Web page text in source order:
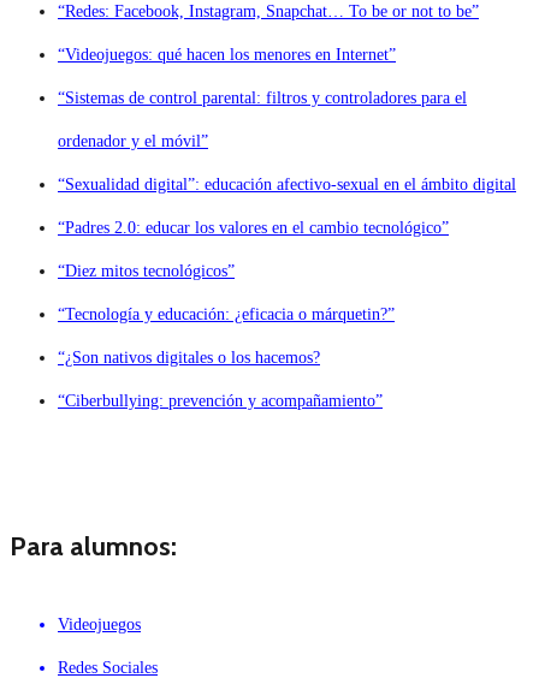
“Redes: Facebook, Instagram, Snapchat… To be or not to be”
“Videojuegos: qué hacen los menores en Internet”
“Sistemas de control parental: filtros y controladores para el
ordenador y el móvil”
“Sexualidad digital”: educación afectivo-sexual en el ámbito digital
“Padres 2.0: educar los valores en el cambio tecnológico”
“Diez mitos tecnológicos”
“Tecnología y educación: ¿eficacia o márquetin?”
“¿Son nativos digitales o los hacemos?
“Ciberbullying: prevención y acompañamiento”
Para alumnos:
Videojuegos
Redes Sociales